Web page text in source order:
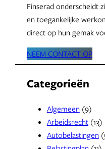
Finserad onderscheidt
en toegankelijke
direct op hun gemak
NEEM CONTACT OP
Categorieën
Algemeen (9)
Arbeidsrecht(13)
Autobelastingen